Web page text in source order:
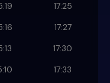
17:25
17:27
17:30
17:33